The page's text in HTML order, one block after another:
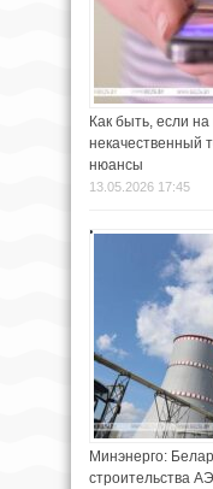
Как быть, если
некачественный
нюансы
13.05.2026 17:45
Минэнерго:
строительства